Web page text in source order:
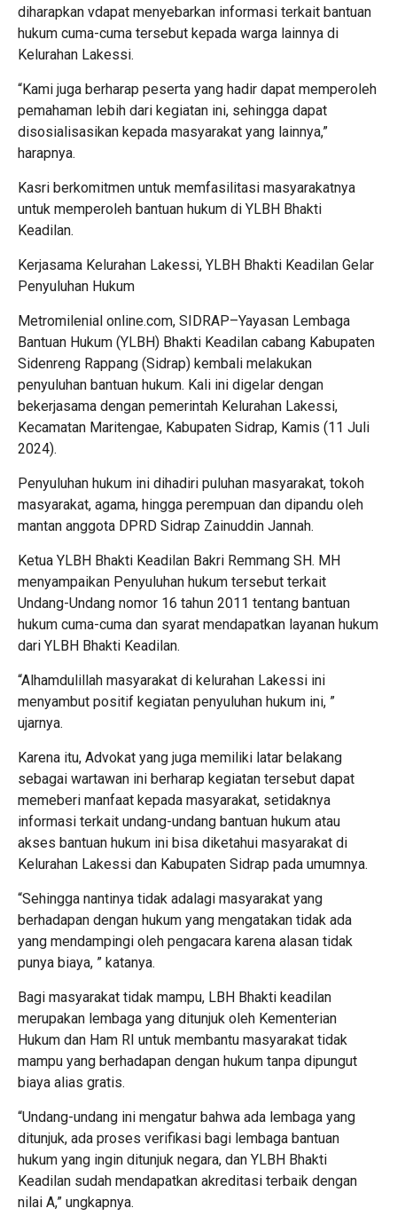
diharapkan vdapat menyebarkan informasi terkait bantuan
hukum cuma-cuma tersebut kepada warga lainnya di
Kelurahan Lakessi.
“Kami juga berharap peserta yang hadir dapat memperoleh
pemahaman lebih dari kegiatan ini, sehingga dapat
disosialisasikan kepada masyarakat yang lainnya,”
harapnya.
Kasri berkomitmen untuk memfasilitasi masyarakatnya
untuk memperoleh bantuan hukum di YLBH Bhakti
Keadilan.
Kerjasama Kelurahan Lakessi, YLBH Bhakti Keadilan Gelar
Penyuluhan Hukum
Metromilenial online.com, SIDRAP–Yayasan Lembaga
Bantuan Hukum (YLBH) Bhakti Keadilan cabang Kabupaten
Sidenreng Rappang (Sidrap) kembali melakukan
penyuluhan bantuan hukum. Kali ini digelar dengan
bekerjasama dengan pemerintah Kelurahan Lakessi,
Kecamatan Maritengae, Kabupaten Sidrap, Kamis (11 Juli
2024).
Penyuluhan hukum ini dihadiri puluhan masyarakat, tokoh
masyarakat, agama, hingga perempuan dan dipandu oleh
mantan anggota DPRD Sidrap Zainuddin Jannah.
Ketua YLBH Bhakti Keadilan Bakri Remmang SH. MH
menyampaikan Penyuluhan hukum tersebut terkait
Undang-Undang nomor 16 tahun 2011 tentang bantuan
hukum cuma-cuma dan syarat mendapatkan layanan hukum
dari YLBH Bhakti Keadilan.
“Alhamdulillah masyarakat di kelurahan Lakessi ini
menyambut positif kegiatan penyuluhan hukum ini, ”
ujarnya.
Karena itu, Advokat yang juga memiliki latar belakang
sebagai wartawan ini berharap kegiatan tersebut dapat
memeberi manfaat kepada masyarakat, setidaknya
informasi terkait undang-undang bantuan hukum atau
akses bantuan hukum ini bisa diketahui masyarakat di
Kelurahan Lakessi dan Kabupaten Sidrap pada umumnya.
“Sehingga nantinya tidak adalagi masyarakat yang
berhadapan dengan hukum yang mengatakan tidak ada
yang mendampingi oleh pengacara karena alasan tidak
punya biaya, ” katanya.
Bagi masyarakat tidak mampu, LBH Bhakti keadilan
merupakan lembaga yang ditunjuk oleh Kementerian
Hukum dan Ham RI untuk membantu masyarakat tidak
mampu yang berhadapan dengan hukum tanpa dipungut
biaya alias gratis.
“Undang-undang ini mengatur bahwa ada lembaga yang
ditunjuk, ada proses verifikasi bagi lembaga bantuan
hukum yang ingin ditunjuk negara, dan YLBH Bhakti
Keadilan sudah mendapatkan akreditasi terbaik dengan
nilai A,” ungkapnya.